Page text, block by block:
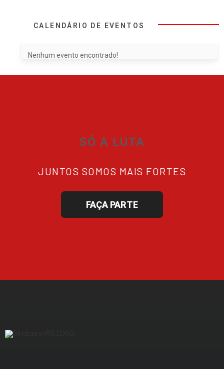
CALENDÁRIO DE EVENTOS
Nenhum evento encontrado!
SÓ A LUTA
JUNTOS SOMOS MAIS FORTES
FAÇA PARTE